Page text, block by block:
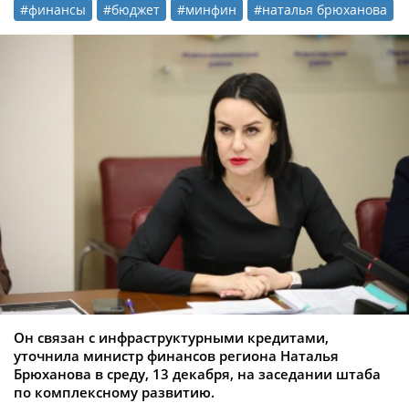
#финансы #бюджет #минфин #наталья брюханова
Он связан с инфраструктурными кредитами,
уточнила министр финансов региона Наталья
Брюханова в среду, 13 декабря, на заседании штаба
по комплексному развитию.